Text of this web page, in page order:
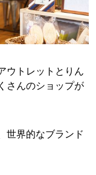
ウトレットとりん
さんのショップが
世界的なブランド